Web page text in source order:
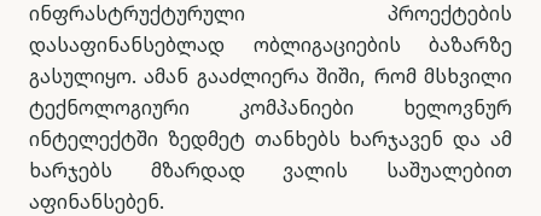
ინფრასტრუქტურული პროექტების
დასაფინანსებლად ობლიგაციების ბაზარზე
გასულიყო. ამან გააძლიერა შიში, რომ მსხვილი
ტექნოლოგიური კომპანიები ხელოვნურ
ინტელექტში ზედმეტ თანხებს ხარჯავენ და ამ
ხარჯებს მზარდად ვალის საშუალებით
აფინანსებენ.